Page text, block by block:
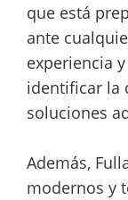
que está
ante
experiencia
identificar la
soluciones
Además,
modernos y